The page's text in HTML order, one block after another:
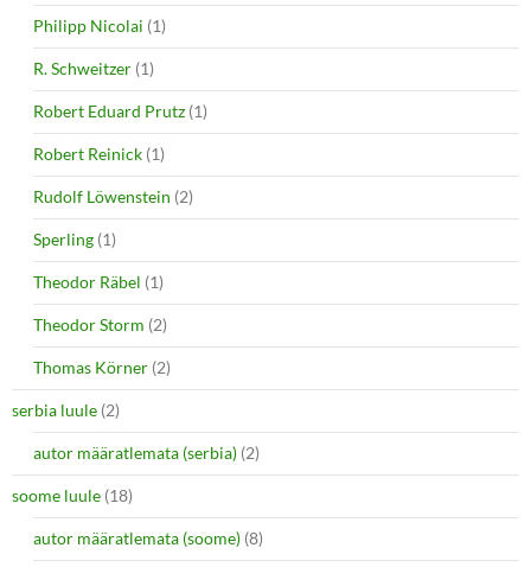
Philipp Nicolai (1)
R. Schweitzer (1)
Robert Eduard Prutz (1)
Robert Reinick (1)
Rudolf Löwenstein (2)
Sperling (1)
Theodor Räbel (1)
Theodor Storm (2)
Thomas Körner (2)
serbia luule (2)
autor määratlemata (serbia) (2)
soome luule (18)
autor määratlemata (soome) (8)